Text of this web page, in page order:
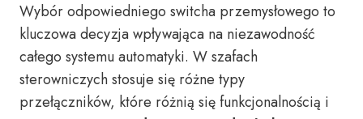
Wybór odpowiedniego switcha przemysłowego to
kluczowa decyzja wpływająca na niezawodność
całego systemu automatyki. W szafach
sterowniczych stosuje się różne typy
przełączników, które różnią się funkcjonalnością i